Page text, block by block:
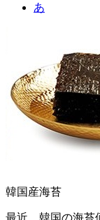
あ
韓国産海苔 ​
最近、韓国の海苔